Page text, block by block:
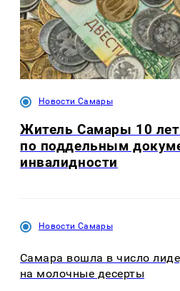
Новости Самары
Житель Самары 10
по поддельным
инвалидности
Новости Самары
Самара вошла в число
на молочные десерты